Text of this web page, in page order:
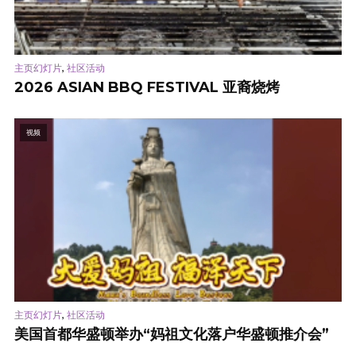
主页幻灯片, 社区活动
2026 ASIAN BBQ FESTIVAL 亚裔烧烤
视频
主页幻灯片, 社区活动
美国首都华盛顿举办“妈祖文化落户华盛顿推介会”